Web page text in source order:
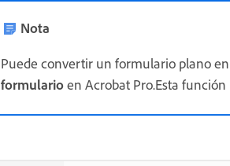
Nota
Puede convertir un formulario plano
formularioen Acrobat Pro.Esta